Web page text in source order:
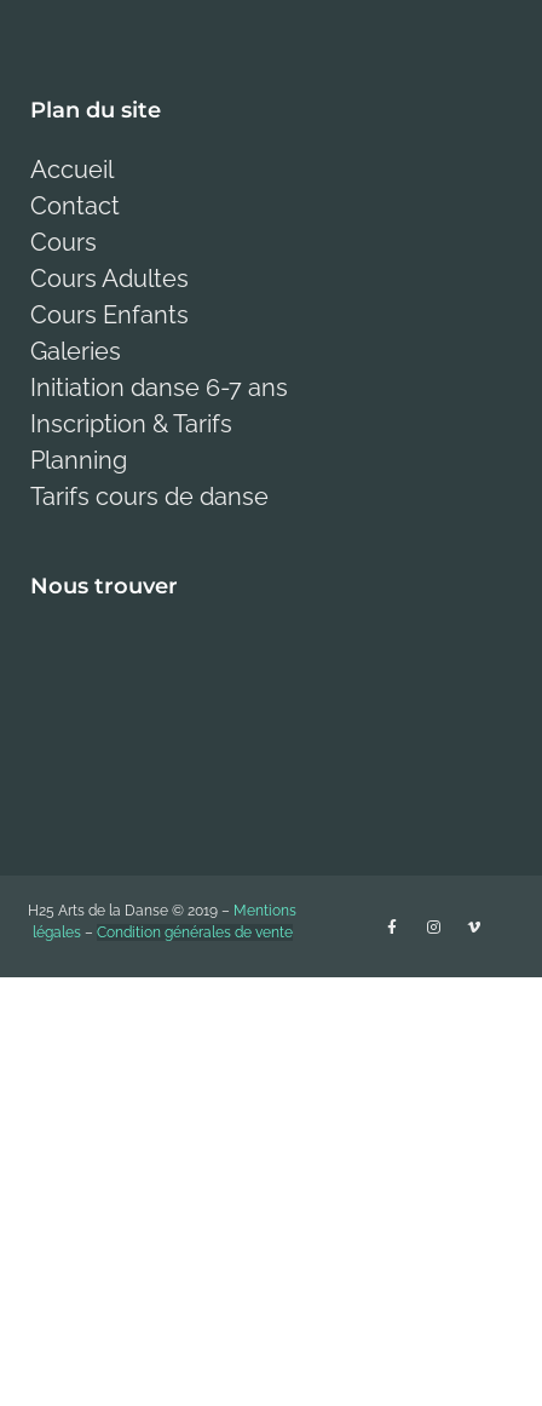
Plan du site
Accueil
Contact
Cours
Cours Adultes
Cours Enfants
Galeries
Initiation danse 6-7 ans
Inscription & Tarifs
Planning
Tarifs cours de danse
Nous trouver
H25 Arts de la Danse © 2019 – Mentions
légales– Condition générales de vente